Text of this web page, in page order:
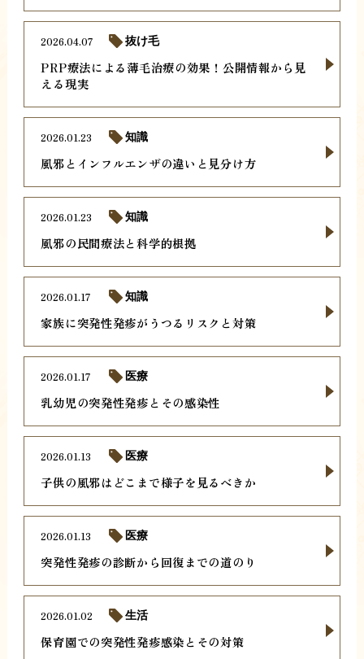
PRP療法による薄毛治療の効果！公開情報から見
える現実
2026.04.07 抜け毛
風邪とインフルエンザの違いと見分け方
2026.01.23 知識
風邪の民間療法と科学的根拠
2026.01.23 知識
家族に突発性発疹がうつるリスクと対策
2026.01.17 知識
乳幼児の突発性発疹とその感染性
2026.01.17 医療
子供の風邪はどこまで様子を見るべきか
2026.01.13 医療
突発性発疹の診断から回復までの道のり
2026.01.13 医療
保育園での突発性発疹感染とその対策
2026.01.02 生活